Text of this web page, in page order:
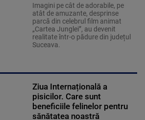
Imagini pe cât de adorabile, pe
atât de amuzante, desprinse
parcă din celebrul film animat
„Cartea Junglei”, au devenit
realitate într-o pădure din județul
Suceava.
Ziua Internațională a
pisicilor. Care sunt
beneficiile felinelor pentru
sănătatea noastră